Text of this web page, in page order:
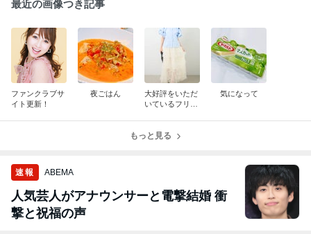
最近の画像つき記事
ファンクラブサ
イト更新！
夜ごはん
大好評をいただ
いているフリル
気になって
もっと見る
速報 ABEMA
人気芸人がアナウンサーと電撃結婚 衝
撃と祝福の声